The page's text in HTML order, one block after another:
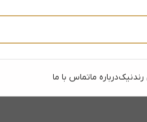
رندنیکدرباره ماتماس با ما